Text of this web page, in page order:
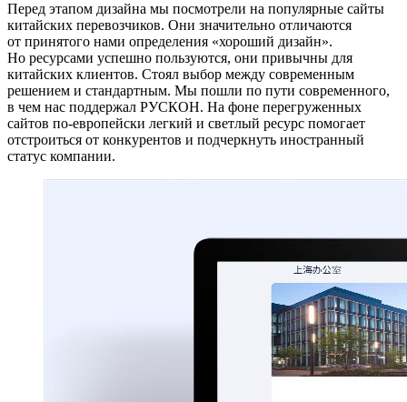
Перед этапом дизайна мы посмотрели на популярные сайты
китайских перевозчиков. Они значительно отличаются
от принятого нами определения «хороший дизайн».
Но ресурсами успешно пользуются, они привычны для
китайских клиентов. Стоял выбор между современным
решением и стандартным. Мы пошли по пути современного,
в чем нас поддержал РУСКОН. На фоне перегруженных
сайтов по-европейски легкий и светлый ресурс помогает
отстроиться от конкурентов и подчеркнуть иностранный
статус компании.